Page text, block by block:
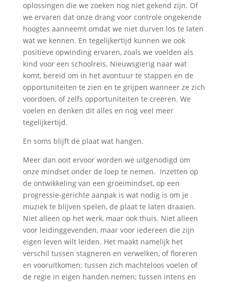
oplossingen die we zoeken nog niet gekend zijn. Of
we ervaren dat onze drang voor controle ongekende
hoogtes aanneemt omdat we niet durven los te laten
wat we kennen. En tegelijkertijd kunnen we ook
positieve opwinding ervaren, zoals we voelden als
kind voor een schoolreis. Nieuwsgierig naar wat
komt, bereid om in het avontuur te stappen en de
opportuniteiten te zien en te grijpen wanneer ze zich
voordoen, of zelfs opportuniteiten te creëren. We
voelen en denken dit alles en nog veel meer
tegelijkertijd.
En soms blijft de plaat wat hangen.
Meer dan ooit ervoor worden we uitgenodigd om
onze mindset onder de loep te nemen. Inzetten op
de ontwikkeling van een groeimindset, op een
progressie-gerichte aanpak is wat nodig is om je
muziek te blijven spelen, de plaat te laten draaien.
Niet alleen op het werk, maar ook thuis. Niet alleen
voor leidinggevenden, maar voor iedereen die zijn
eigen leven wilt leiden. Het maakt namelijk het
verschil tussen stagneren en verwelken, of floreren
en vooruitkomen; tussen zich machteloos voelen of
de regie in eigen handen nemen; tussen intens en